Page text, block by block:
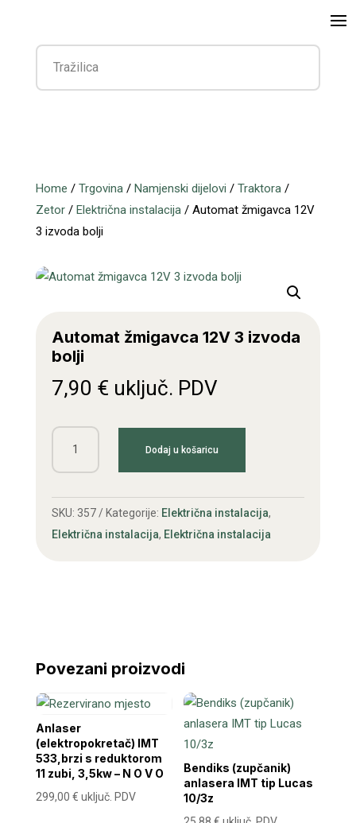
Home / Trgovina/ Namjenski dijelovi / Traktora/
Zetor/ Električna instalacija/ Automat žmigavca 12V
3 izvoda bolji
Automat žmigavca 12V 3 izvoda
bolji
7,90 € uključ. PDV
Automat
žmigavca
3
izvoda
bolji
Dodaj u košaricu
SKU: 357 Kategorije: Električna instalacija,
Električna instalacija, Električna instalacija
Povezani proizvodi
Anlaser
(elektropokretač) IMT
533,brzi s reduktorom
11 zubi, 3,5kw – N O V O
299,00 € uključ. PDV
Bendiks (zupčanik)
anlasera IMT tip Lucas
10/3z